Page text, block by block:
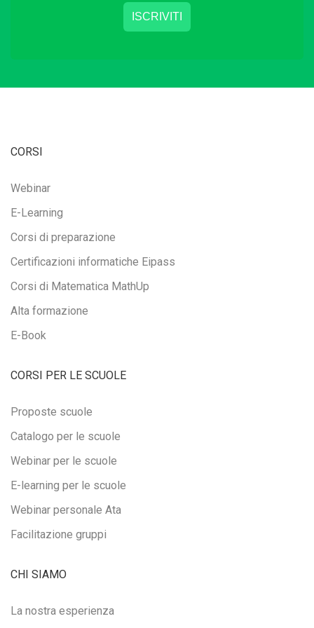
CORSI
Webinar
E-Learning
Corsi di preparazione
Certificazioni informatiche Eipass
Corsi di Matematica MathUp
Alta formazione
E-Book
CORSI PER LE SCUOLE
Proposte scuole
Catalogo per le scuole
Webinar per le scuole
E-learning per le scuole
Webinar personale Ata
Facilitazione gruppi
CHI SIAMO
La nostra esperienza